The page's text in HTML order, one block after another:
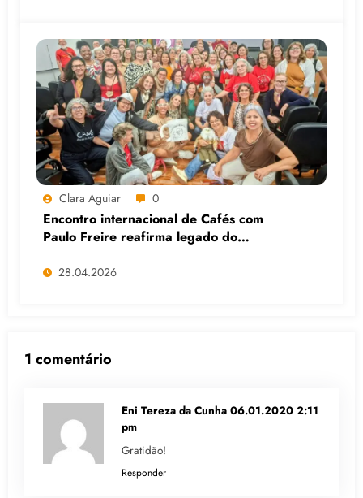
Clara Aguiar 0
Encontro internacional de Cafés com
Paulo Freire reafirma legado do
educador popular
28.04.2026
1 comentário
Eni Tereza da Cunha 06.01.2020 2:11
pm
Gratidão!
Responder